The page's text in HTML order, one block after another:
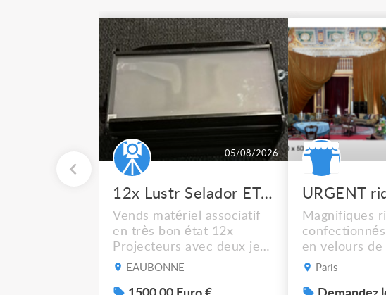
05/08/2026
12x Lustr Selador ETC Led 7x colors filtres
Vends matériel associatif
en très bon état 12x
Projecteurs avec deux jeux
de filtre filtre Lustr Selador
EAUBONNE
Magnifiques
en velours de
cadre de
Paris